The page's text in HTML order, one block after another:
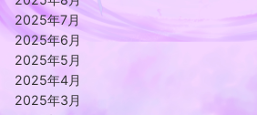
2025年7月
2025年6月
2025年5月
2025年4月
2025年3月